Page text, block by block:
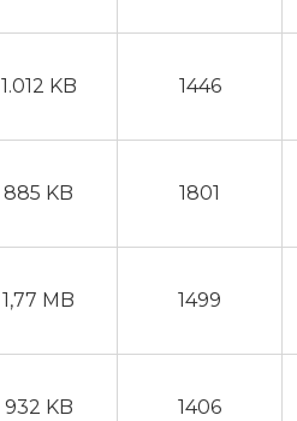
1.012 KB 1446
885 KB 1801
1,77 MB 1499
932 KB 1406